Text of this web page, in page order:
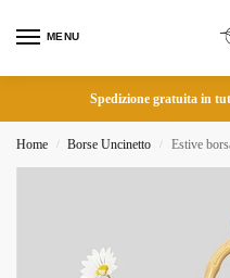
MENU
Spedizione gratuita in
Home / Borse Uncinetto / Estive